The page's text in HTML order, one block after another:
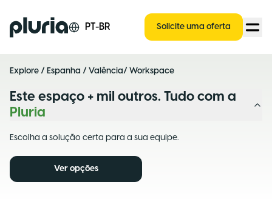
Logo Pluria PT-BR Solicite uma oferta
Explore / Espanha / Valência/ Workspace
Este espaço + mil outros. Tudo com a
Pluria
Escolha a solução certa para a sua equipe.
Ver opções